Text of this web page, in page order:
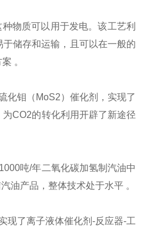
物质可以用于发电。该工艺利
储存和运输，且可以在一般的
。
化钼（MoS2）催化剂，实现了
CO2的转化利用开辟了新途径
吨/年二氧化碳加氢制汽油中
油产品，整体技术处于水平 。
现了离子液体催化剂-反应器-工